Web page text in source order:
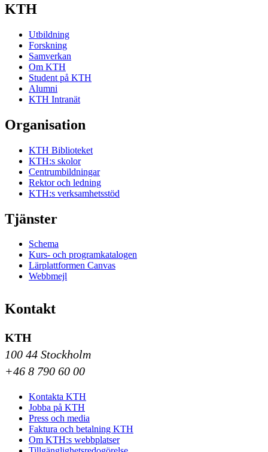
KTH
Utbildning
Forskning
Samverkan
Om KTH
Student på KTH
Alumni
KTH Intranät
Organisation
KTH Biblioteket
KTH:s skolor
Centrumbildningar
Rektor och ledning
KTH:s verksamhetsstöd
Tjänster
Schema
Kurs- och programkatalogen
Lärplattformen Canvas
Webbmejl
Kontakt
KTH
100 44 Stockholm
+46 8 790 60 00
Kontakta KTH
Jobba på KTH
Press och media
Faktura och betalning KTH
Om KTH:s webbplatser